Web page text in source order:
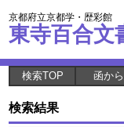
京都府立京都学・歴彩館
東寺百合文
検索TOP 函から
検索結果